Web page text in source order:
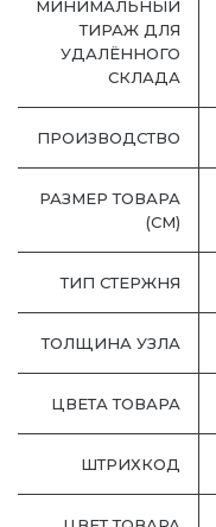
МИНИМАЛЬНЫЙ
ТИРАЖ ДЛЯ
УДАЛЁННОГО
СКЛАДА
ПРОИЗВОДСТВО
РАЗМЕР ТОВАРА
(СМ)
ТИП СТЕРЖНЯ
ТОЛЩИНА УЗЛА
ЦВЕТА ТОВАРА
ШТРИХКОД